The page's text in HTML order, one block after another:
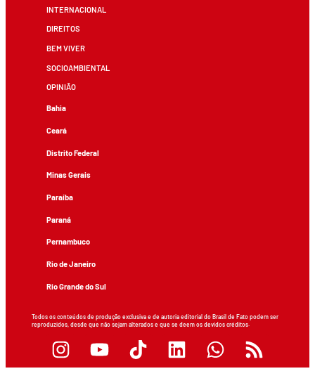
INTERNACIONAL
DIREITOS
BEM VIVER
SOCIOAMBIENTAL
OPINIÃO
Bahia
Ceará
Distrito Federal
Minas Gerais
Paraíba
Paraná
Pernambuco
Rio de Janeiro
Rio Grande do Sul
Todos os conteúdos de produção exclusiva e de autoria editorial do Brasil de Fato podem ser
reproduzidos, desde que não sejam alterados e que se deem os devidos créditos.